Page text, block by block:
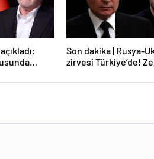
Son dakika | Rusya-
zirvesi Türkiye’de!
Gözler perşembe